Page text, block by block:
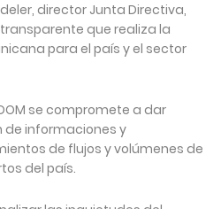
director Junta Directiva,
que realiza la
para el país y el sector
se compromete a dar
informaciones y
de flujos y volúmenes de
del país.